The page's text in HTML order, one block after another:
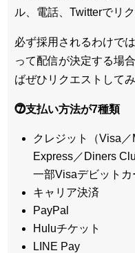
ル、電話、Twitterでリ
必ず採用されるわけで
って配信が決定する場
ばぜひリクエストして
⓻支払い方法が7種類
クレジット（Visa
Express／Diners
一部Visaデビットカ
キャリア決済
PayPal
Huluチケット
LINE Pay